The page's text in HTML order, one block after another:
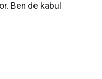
Ben de kabul